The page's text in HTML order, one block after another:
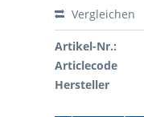
Vergleichen
Artikel-Nr.:
Articlecode
Hersteller